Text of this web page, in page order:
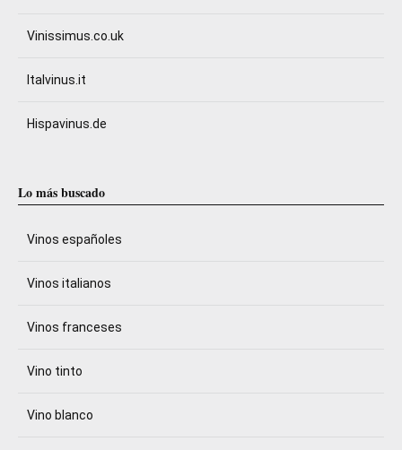
Vinissimus.co.uk
Italvinus.it
Hispavinus.de
Lo más buscado
Vinos españoles
Vinos italianos
Vinos franceses
Vino tinto
Vino blanco